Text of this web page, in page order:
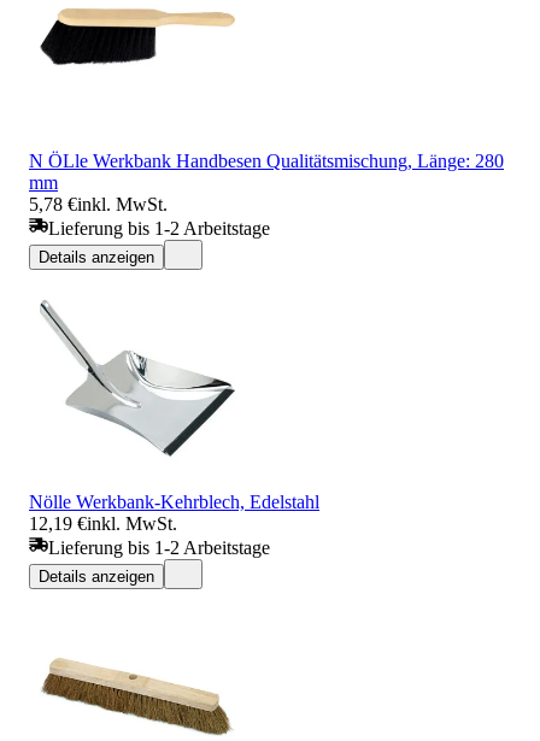
N ÖLle Werkbank Handbesen Qualitätsmischung, Länge: 280
mm
5,78 €inkl. MwSt.
Lieferung bis 1-2 Arbeitstage
Details anzeigen
Nölle Werkbank-Kehrblech, Edelstahl
12,19 €inkl. MwSt.
Lieferung bis 1-2 Arbeitstage
Details anzeigen